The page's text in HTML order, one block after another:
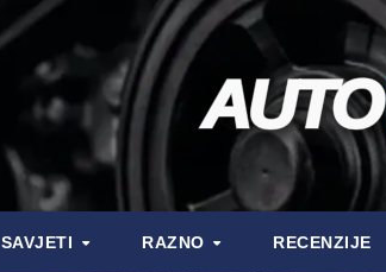
AUTO
SAVJETI RAZNO RECENZIJE